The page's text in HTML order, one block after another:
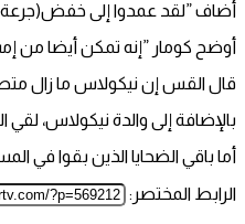
أضاف ”لقد عمدوا إلى خفض(جرعة)
أوضح كومار ”إنه تمكن أيضا من
قال القس إن نيكولاس ما زال
بالإضافة إلى والدة نيكولاس،
أما باقي الضحايا الذين بقوا في المستشفى فهما أم (33 عاما) وابنها (9 سنوات)،
الرابط المختصر: